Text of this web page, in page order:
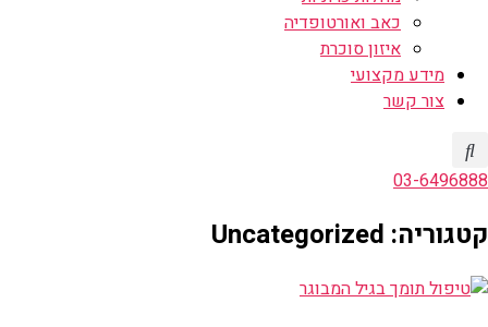
כאב ואורטופדיה
איזון סוכרת
מידע מקצועי
צור קשר
03-6496888
קטגוריה: Uncategorized